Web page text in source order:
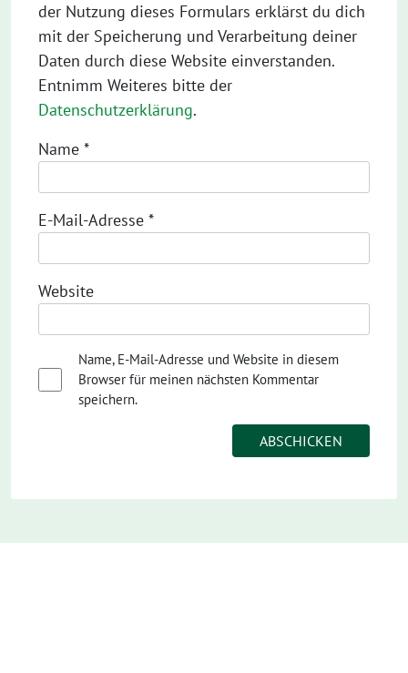
der Nutzung dieses Formulars erklärst du dich
mit der Speicherung und Verarbeitung deiner
Daten durch diese Website einverstanden.
Entnimm Weiteres bitte der
Datenschutzerklärung.
Name *
E-Mail-Adresse *
Website
Name, E-Mail-Adresse und Website in diesem
Browser für meinen nächsten Kommentar
speichern.